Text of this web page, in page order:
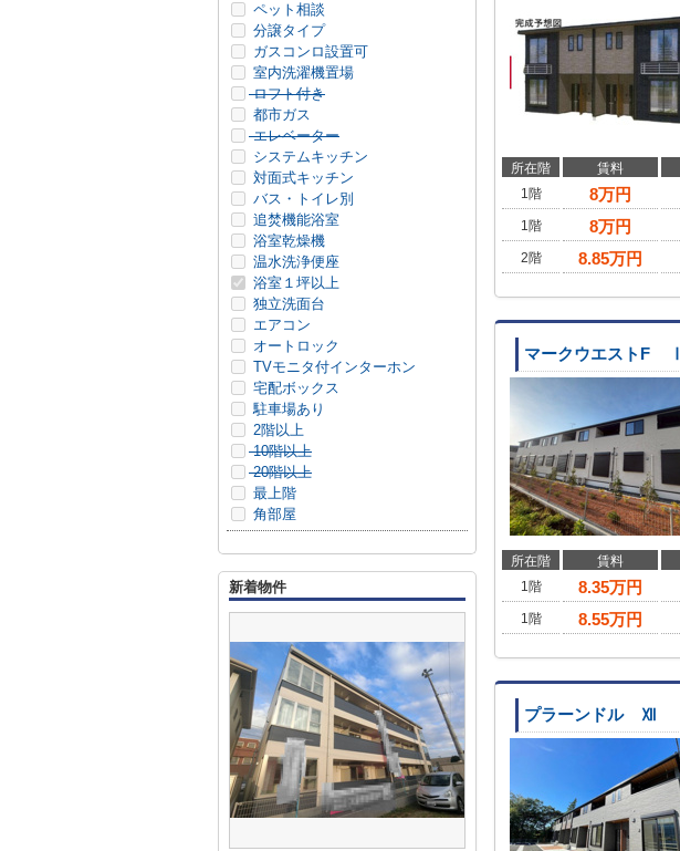
所在階 賃料
1階
8万円
1階
8万円
2階
8.85万円
マークウエストF Ⅱ
所在階 賃料
1階
8.35万円
1階
8.55万円
プラーンドル Ⅻ
ペット相談
分譲タイプ
ガスコンロ設置可
室内洗濯機置場
ロフト付き
都市ガス
エレベーター
システムキッチン
対面式キッチン
バス・トイレ別
追焚機能浴室
浴室乾燥機
温水洗浄便座
浴室１坪以上
独立洗面台
エアコン
オートロック
TVモニタ付インターホン
宅配ボックス
駐車場あり
2階以上
10階以上
20階以上
最上階
角部屋
新着物件